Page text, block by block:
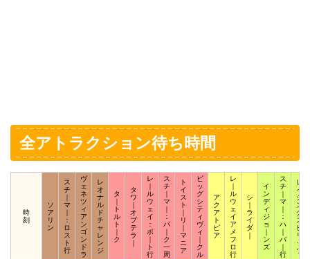
全アトラクション待ち時間
時
刻
ソ
ア
リ
ン
ス
チ
｜
マ
｜
：
ロ
ス
ト
行
ヴ
ェ
ネ
ツ
ィ
ア
ン
ゴ
ン
ド
ラ
レ
オ
ナ
ル
ド
チ
ャ
レ
ン
ジ
タ
｜
ト
ル
ト
｜
ク
タ
ワ
｜
オ
ブ
テ
ラ
｜
レ
｜
ル
ウ
ェ
イ
：
ポ
｜
ト
行
ス
チ
｜
マ
｜
：
パ
｜
ク
一
周
ト
イ
ス
ト
｜
リ
｜
マ
ニ
ア
ビ
ッ
グ
シ
テ
ィ
ヴ
ィ
｜
ク
ル
ア
ク
ア
ト
ピ
ア
レ
｜
ル
ウ
ェ
イ
ア
メ
フ
ロ
行
シ
｜
ラ
イ
ダ
｜
イ
ン
デ
ィ
ジ
ョ
｜
ン
ズ
ス
チ
｜
マ
｜
：
ハ
｜
バ
｜
行
レ
イ
ジ
ン
グ
ス
ピ
リ
ッ
ツ